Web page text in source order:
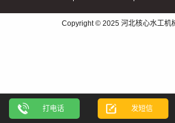
Copyright © 2025 河北核心水工机
打电话 发短信